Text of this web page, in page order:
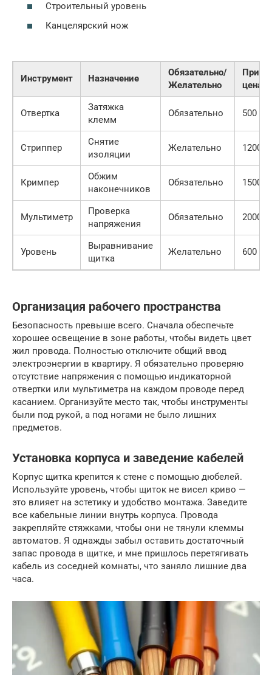
Строительный уровень
Канцелярский нож
Инструмент Назначение
Обязательно/
Желательно
цена
Отвертка
Затяжка
клемм
Обязательно 500
Стриппер
Снятие
изоляции
Желательно 1200
Кримпер
Обжим
наконечников
Обязательно 1500
Мультиметр
Проверка
напряжения
Обязательно 2000
Уровень
Выравнивание
щитка
Желательно 600
Организация рабочего пространства
Безопасность превыше всего. Сначала обеспечьте
хорошее освещение в зоне работы, чтобы видеть цвет
жил провода. Полностью отключите общий ввод
электроэнергии в квартиру. Я обязательно проверяю
отсутствие напряжения с помощью индикаторной
отвертки или мультиметра на каждом проводе перед
касанием. Организуйте место так, чтобы инструменты
были под рукой, а под ногами не было лишних
предметов.
Установка корпуса и заведение кабелей
Корпус щитка крепится к стене с помощью дюбелей.
Используйте уровень, чтобы щиток не висел криво —
это влияет на эстетику и удобство монтажа. Заведите
все кабельные линии внутрь корпуса. Провода
закрепляйте стяжками, чтобы они не тянули клеммы
автоматов. Я однажды забыл оставить достаточный
запас провода в щитке, и мне пришлось перетягивать
кабель из соседней комнаты, что заняло лишние два
часа.